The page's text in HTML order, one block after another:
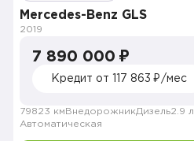
Mercedes-Benz GLS
2019
7 890 000 ₽
Кредит от 117 863 ₽/мес
79823 км ВнедорожникДизель2.9 л.
Автоматическая